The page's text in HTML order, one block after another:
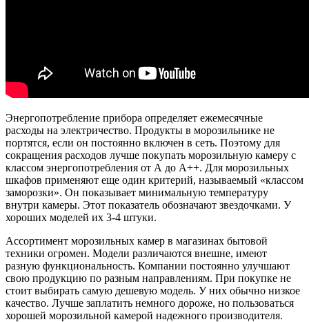
Энергопотребление прибора определяет ежемесячные
расходы на электричество. Продукты в морозильнике не
портятся, если он постоянно включен в сеть. Поэтому для
сокращения расходов лучше покупать морозильную камеру с
классом энергопотребления от А до А++. Для морозильных
шкафов применяют еще один критерий, называемый «классом
заморозки». Он показывает минимальную температуру
внутри камеры. Этот показатель обозначают звездочками. У
хороших моделей их 3-4 штуки.
Ассортимент морозильных камер в магазинах бытовой
техники огромен. Модели различаются внешне, имеют
разную функциональность. Компании постоянно улучшают
свою продукцию по разным направлениям. При покупке не
стоит выбирать самую дешевую модель. У них обычно низкое
качество. Лучше заплатить немного дороже, но пользоваться
хорошей морозильной камерой надежного производителя.